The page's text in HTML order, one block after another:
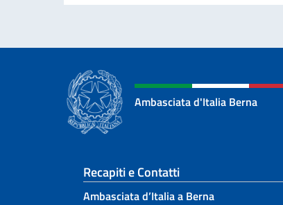
Ambasciata d'Italia Berna
Sezione footer
Recapiti e Contatti
Ambasciata d’Italia a Berna